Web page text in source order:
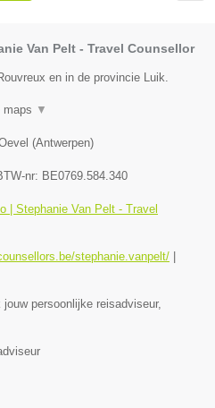
Van Pelt - Travel Counsellor
en in de provincie Luik.
maps ▼
(Antwerpen)
nr: BE0769.584.340
| Stephanie Van Pelt - Travel
stephanie.vanpelt/
persoonlijke reisadviseur,